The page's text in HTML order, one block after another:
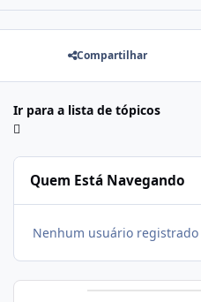
Compartilhar
Ir para a lista de tópicos
Quem Está Navegando
Nenhum usuário